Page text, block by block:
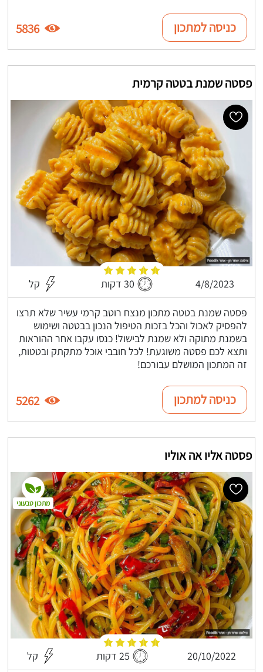
כניסה למתכון 5836
פסטה שמנת בטטה קרמית
4/8/2023 30 דקות קל
פסטה שמנת בטטה מתכון מנצח רוטב קרמי עשיר שלא תרצו
להפסיק לאכול והכל בזכות הטיפול הנכון בבטטה ושימוש
בשמנת מתוקה ולא שמנת לבישול! כנסו עקבו אחר ההוראות
ותצא לכם פסטה משוגעת! לכל חובבי אוכל מתקתק ובטטות,
זה המתכון המושלם עבורכם!
כניסה למתכון 5262
פסטה אליו אה אוליו
20/10/2022 25 דקות קל
מתכון טבעוני